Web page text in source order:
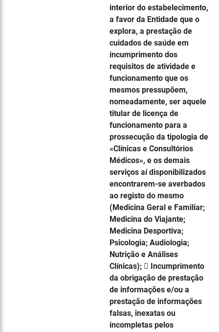
interior do estabelecimento,
a favor da Entidade que o
explora, a prestação de
cuidados de saúde em
incumprimento dos
requisitos de atividade e
funcionamento que os
mesmos pressupõem,
nomeadamente, ser aquele
titular de licença de
funcionamento para a
prossecução da tipologia de
«Clínicas e Consultórios
Médicos», e os demais
serviços aí disponibilizados
encontrarem-se averbados
ao registo do mesmo
(Medicina Geral e Familiar;
Medicina do Viajante;
Medicina Desportiva;
Psicologia; Audiologia;
Nutrição e Análises
Clínicas);  Incumprimento
da obrigação de prestação
de informações e/ou a
prestação de informações
falsas, inexatas ou
incompletas pelos